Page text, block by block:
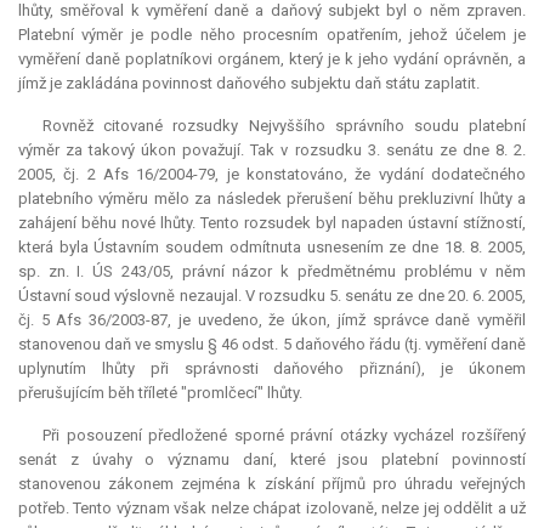
lhůty, směřoval k vyměření daně a daňový subjekt byl o něm zpraven.
Platební výměr je podle něho procesním opatřením, jehož účelem je
vyměření daně poplatníkovi orgánem, který je k jeho vydání oprávněn, a
jímž je zakládána povinnost daňového subjektu daň státu zaplatit.
Rovněž citované rozsudky Nejvyššího správního soudu platební
výměr za takový úkon považují. Tak v rozsudku 3. senátu ze dne 8. 2.
2005, čj. 2 Afs 16/2004-79, je konstatováno, že vydání dodatečného
platebního výměru mělo za následek přerušení běhu prekluzivní lhůty a
zahájení běhu nové lhůty. Tento rozsudek byl napaden ústavní stížností,
která byla Ústavním soudem odmítnuta usnesením ze dne 18. 8. 2005,
sp. zn. I. ÚS 243/05, právní názor k předmětnému problému v něm
Ústavní soud výslovně nezaujal. V rozsudku 5. senátu ze dne 20. 6. 2005,
čj. 5 Afs 36/2003-87, je uvedeno, že úkon, jímž správce daně vyměřil
stanovenou daň ve smyslu § 46 odst. 5 daňového řádu (tj. vyměření daně
uplynutím lhůty při správnosti daňového přiznání), je úkonem
přerušujícím běh tříleté "promlčecí" lhůty.
Při posouzení předložené sporné právní otázky vycházel rozšířený
senát z úvahy o významu daní, které jsou platební povinností
stanovenou zákonem zejména k získání příjmů pro úhradu veřejných
potřeb. Tento význam však nelze chápat izolovaně, nelze jej oddělit a už